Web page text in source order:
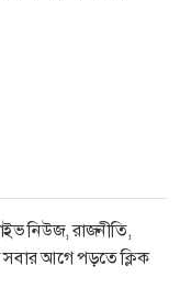
নিউজ, রাজনীতি,
সবার আগে পড়তে ক্লিক